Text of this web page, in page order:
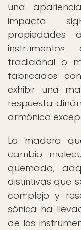
una
impacta
propiedades
tradicional o
fabricados
exhibir una
respuesta
armónica
La madera
cambio
quemado,
distintivas que
complejo y
sónica ha
de los